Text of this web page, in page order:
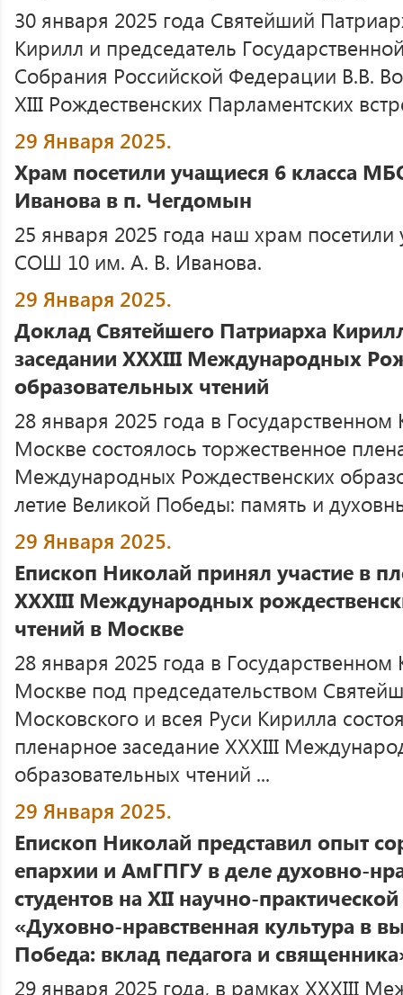
30 января 2025 года Святейший
Кирилл и председатель
Собрания Российской Федерации В.В.
XIII Рождественских Парламентских
29 Января 2025.
Храм посетили учащиеся 6 класса
Иванова в п. Чегдомын
25 января 2025 года наш храм
СОШ 10 им. А. В. Иванова.
29 Января 2025.
Доклад Святейшего Патриарха
заседании XXХIII Международных
образовательных чтений
28 января 2025 года в
Москве состоялось торжественное
Международных Рождественских
летие Великой Победы: память и
29 Января 2025.
Епископ Николай принял участие в
XXXIII Международных
чтений в Москве
28 января 2025 года в
Москве под председательством
Московского и всея Руси Кирилла
пленарное заседание XXXIII
образовательных чтений ...
29 Января 2025.
Епископ Николай представил опыт
епархии и АмГПГУ в деле духовно-
студентов на ХII научно-
«Духовно-нравственная культура в
Победа: вклад педагога и
29 января 2025 года, в рамках XXXIII